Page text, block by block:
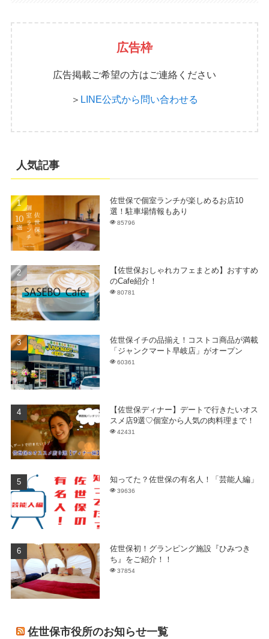
広告枠
広告掲載ご希望の方はご連絡ください
＞ LINE公式から問い合わせる
人気記事
佐世保で個室ランチが楽しめるお店10
選！駐車場情報もあり
85796
【佐世保おしゃれカフェまとめ】おすすめ
のCafe紹介！
80781
佐世保イチの品揃え！コストコ商品が満載
「ジャンクマート早岐店」がオープン
60361
【佐世保ディナー】デートで行きたいオス
スメ店9選♡個室から人気の肉料理まで！
42431
知ってた？佐世保の有名人！「芸能人編」
39636
佐世保初！グランピング施設『ひみつき
ち』をご紹介！！
37854
佐世保市役所のお知らせ一覧